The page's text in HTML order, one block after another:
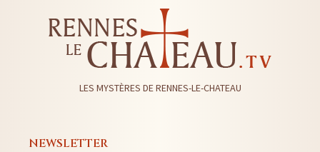
LES MYSTÈRES DE RENNES-LE-CHATEAU
NEWSLETTER